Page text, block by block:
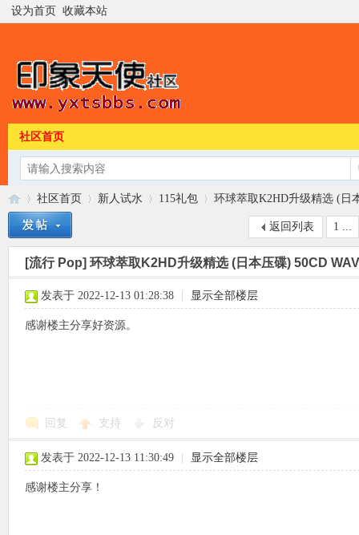
设为首页 收藏本站
社区首页
»
社区首页
›
新人试水
›
115礼包
›
环球萃取K2HD升级精选 (日
1 ...
返回列表
[流行 Pop] 环球萃取K2HD升级精选 (日本压碟) 50CD WAV
发表于 2022-12-13 01:28:38 显示全部楼层
感谢楼主分享好资源。
回复 支持 反对
发表于 2022-12-13 11:30:49 显示全部楼层
感谢楼主分享！